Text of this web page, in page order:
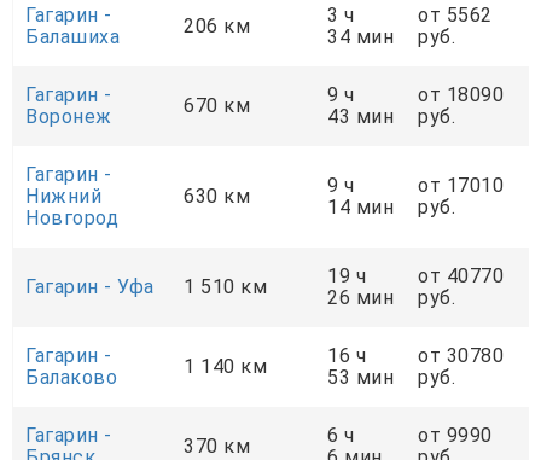
Гагарин -
Балашиха
206 км
3 ч
34 мин
от 5562
руб.
Гагарин -
Воронеж
670 км
9 ч
43 мин
от 18090
руб.
Гагарин -
Нижний
Новгород
630 км
9 ч
14 мин
от 17010
руб.
Гагарин - Уфа 1 510 км
19 ч
26 мин
от 40770
руб.
Гагарин -
Балаково
1 140 км
16 ч
53 мин
от 30780
руб.
Гагарин -
370 км
6 ч
от 9990